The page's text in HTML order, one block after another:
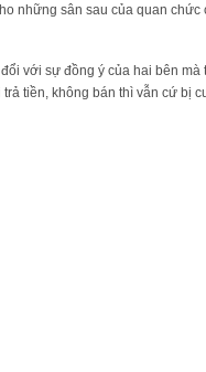
những sân sau của quan chức
với sự đồng ý của hai bên
tiền, không bán thì vẫn cứ bị